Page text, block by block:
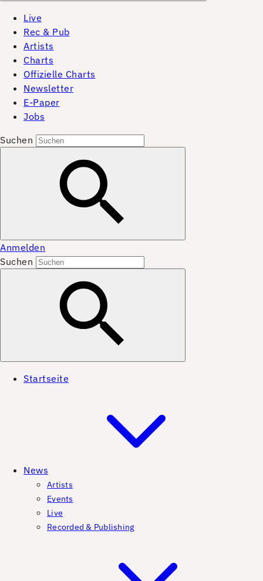
Live
Rec & Pub
Artists
Charts
Offizielle Charts
Newsletter
E-Paper
Jobs
Suchen
Anmelden
Suchen
Startseite
News
Artists
Events
Live
Recorded & Publishing